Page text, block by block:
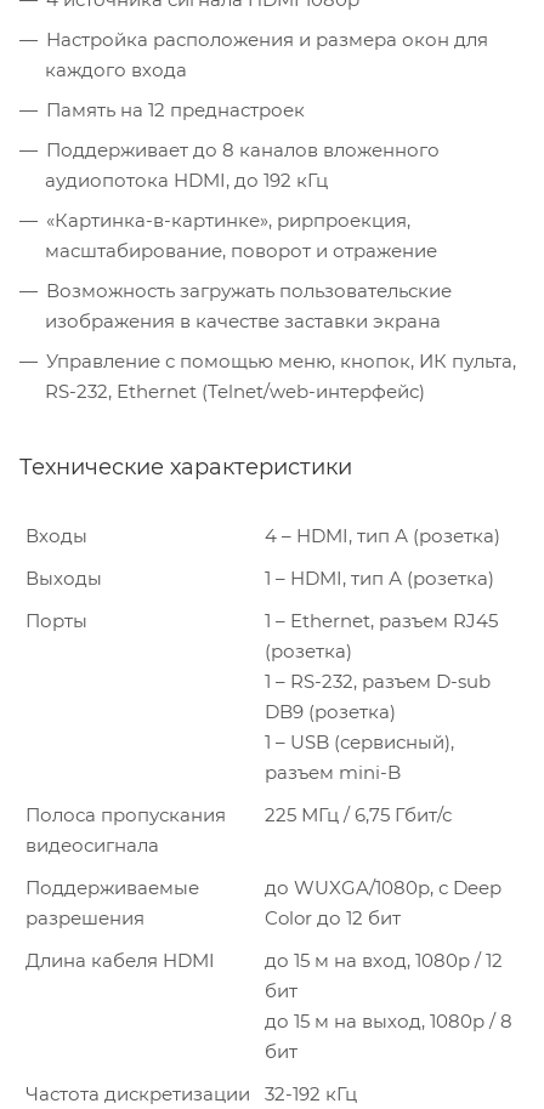
Настройка расположения и размера окон для
каждого входа
Память на 12 преднастроек
Поддерживает до 8 каналов вложенного
аудиопотока HDMI, до 192 кГц
«Картинка-в-картинке», рирпроекция,
масштабирование, поворот и отражение
Возможность загружать пользовательские
изображения в качестве заставки экрана
Управление с помощью меню, кнопок, ИК пульта,
RS-232, Ethernet (Telnet/web-интерфейс)
Технические характеристики
Входы
4 – HDMI, тип А (розетка)
Выходы
1 – HDMI, тип А (розетка)
Порты
1 – Ethernet, разъем RJ45
(розетка)
1 – RS-232, разъем D-sub
DB9 (розетка)
1 – USB (сервисный),
разъем mini-B
Полоса пропускания
видеосигнала
225 МГц / 6,75 Гбит/с
Поддерживаемые
разрешения
до WUXGA/1080p, с Deep
Color до 12 бит
Длина кабеля HDMI
до 15 м на вход, 1080p / 12
бит
до 15 м на выход, 1080p / 8
бит
Частота дискретизации
32-192 кГц